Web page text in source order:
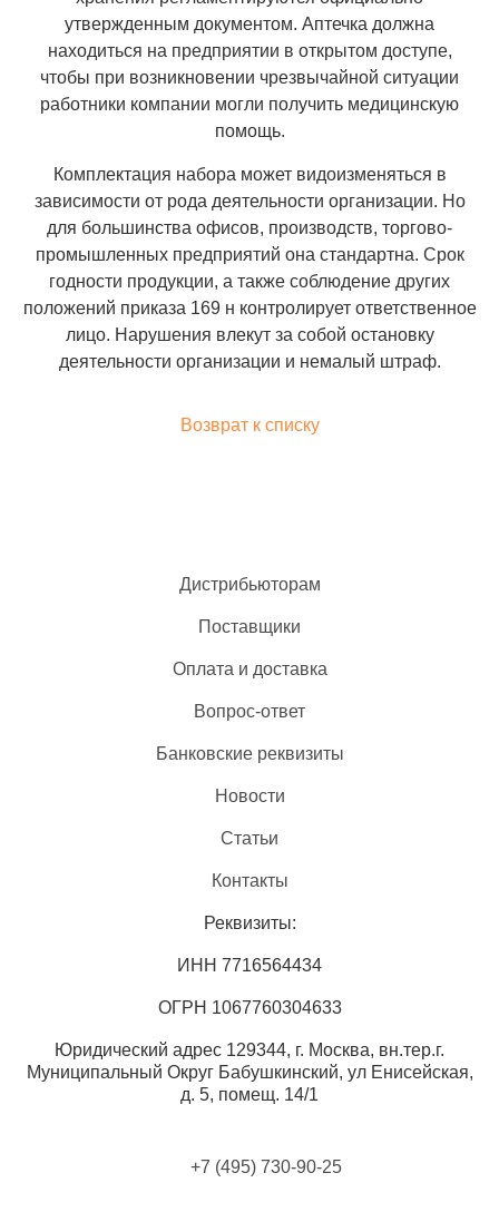
утвержденным документом. Аптечка должна
находиться на предприятии в открытом доступе,
чтобы при возникновении чрезвычайной ситуации
работники компании могли получить медицинскую
помощь.
Комплектация набора может видоизменяться в
зависимости от рода деятельности организации. Но
для большинства офисов, производств, торгово-
промышленных предприятий она стандартна. Срок
годности продукции, а также соблюдение других
положений приказа 169 н контролирует ответственное
лицо. Нарушения влекут за собой остановку
деятельности организации и немалый штраф.
Возврат к списку
Дистрибьюторам
Поставщики
Оплата и доставка
Вопрос-ответ
Банковские реквизиты
Новости
Статьи
Контакты
Реквизиты:
ИНН 7716564434
ОГРН 1067760304633
Юридический адрес 129344, г. Москва, вн.тер.г.
Муниципальный Округ Бабушкинский, ул Енисейская,
д. 5, помещ. 14/1
+7 (495) 730-90-25